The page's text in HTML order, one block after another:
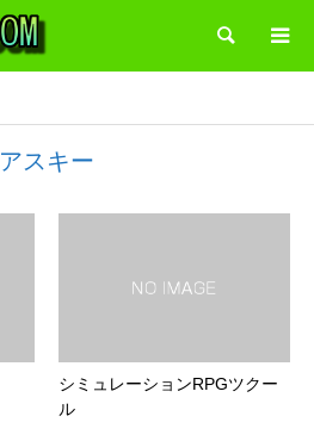
検索
アスキー
シミュレーションRPGツクー
ル